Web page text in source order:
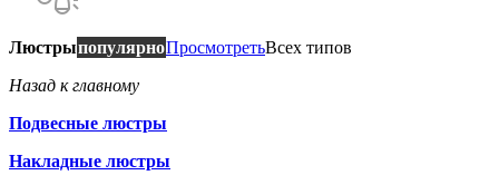
ЛюстрыпопулярноПросмотретьВсех типов
Назад к главному
Подвесные люстры
Накладные люстры